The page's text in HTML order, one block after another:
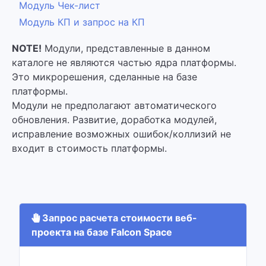
Модуль Чек-лист
Модуль КП и запрос на КП
NOTE! Модули, представленные в данном
каталоге не являются частью ядра платформы.
Это микрорешения, сделанные на базе
платформы.
Модули не предполагают автоматического
обновления. Развитие, доработка модулей,
исправление возможных ошибок/коллизий не
входит в стоимость платформы.
Запрос расчета стоимости веб-
проекта на базе Falcon Space